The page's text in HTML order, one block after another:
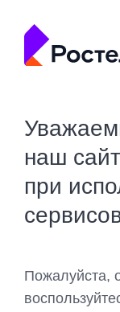
наш
при
Пожалуйста,